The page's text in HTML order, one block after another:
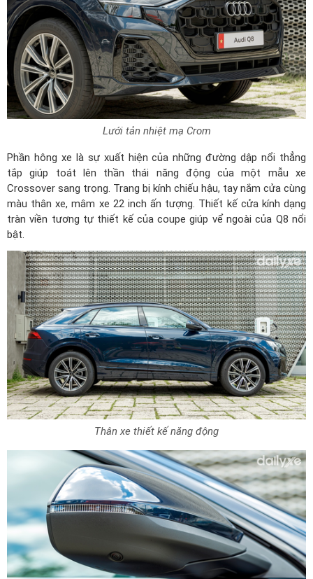
Lưới tản nhiệt mạ Crom
Phần hông xe là sự xuất hiện của những đường dập nổi thẳng
tắp giúp toát lên thần thái năng động của một mẫu xe
Crossover sang trọng. Trang bị kính chiếu hậu, tay nắm cửa cùng
màu thân xe, mâm xe 22 inch ấn tượng. Thiết kế cửa kính dạng
tràn viền tương tự thiết kế của coupe giúp vể ngoài của Q8 nổi
bật.
Thân xe thiết kế năng động